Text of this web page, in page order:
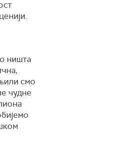
ништа
смо
чудне